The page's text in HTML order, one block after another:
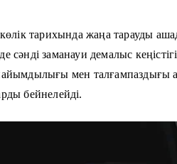
тарихында жаңа тарауды
сәнді заманауи демалыс
мен талғампаздығы
бейнелейді.